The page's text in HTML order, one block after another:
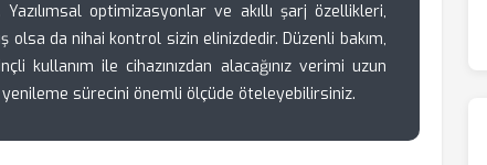
optimizasyonlar ve akıllı şarj özellikleri,
da nihai kontrol sizin elinizdedir. Düzenli bakım,
kullanım ile cihazınızdan alacağınız verimi uzun
sürecini önemli ölçüde öteleyebilirsiniz.